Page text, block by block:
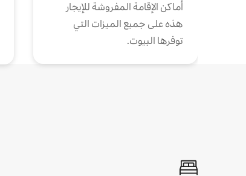
أماكن الإقامة المفروشة للإيجار
هذه على جميع الميزات التي
توفرها البيوت.